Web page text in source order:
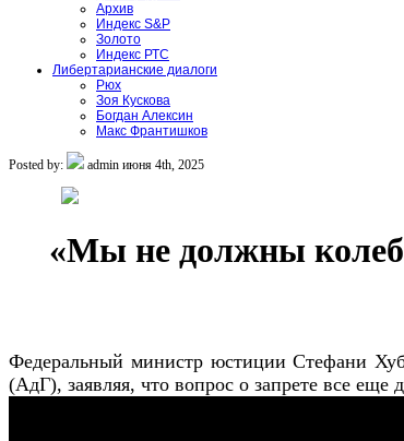
Архив
Индекс S&P
Золото
Индекс РТС
Либертарианские диалоги
Рюх
Зоя Кускова
Богдан Алексин
Макс Франтишков
Posted by: admin июня 4th, 2025
«Мы не должны
Федеральный министр юстиции Стефани
(АдГ), заявляя, что вопрос о запрете все еще